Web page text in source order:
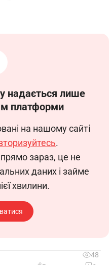
визначає
права та
будинку культури
на посаду і
розпорядженням
праці, техніки
надається лише
платформи
на нашому сайті
.
прямо зараз, це не
даних і займе
хвилини.
48